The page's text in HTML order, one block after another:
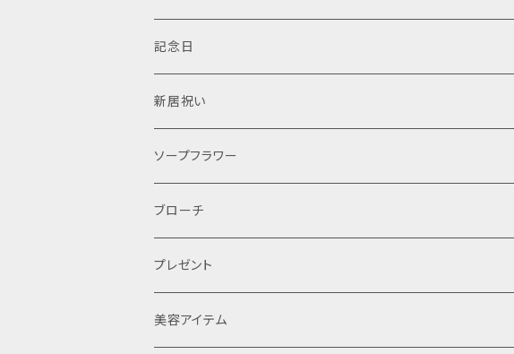
手作りキット
オーダー
プリザーブドフラワー
ティアラ
レンタル
記念日
結婚式
新居祝い
ソープフラワー
ブローチ
プレゼント
美容アイテム